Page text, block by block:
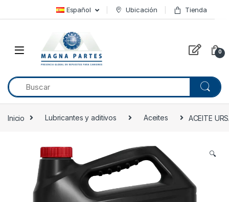
Skip to navigation Español Ubicación Tienda
0
Inicio Lubricantes y aditivos Aceites ACEITE
🔍